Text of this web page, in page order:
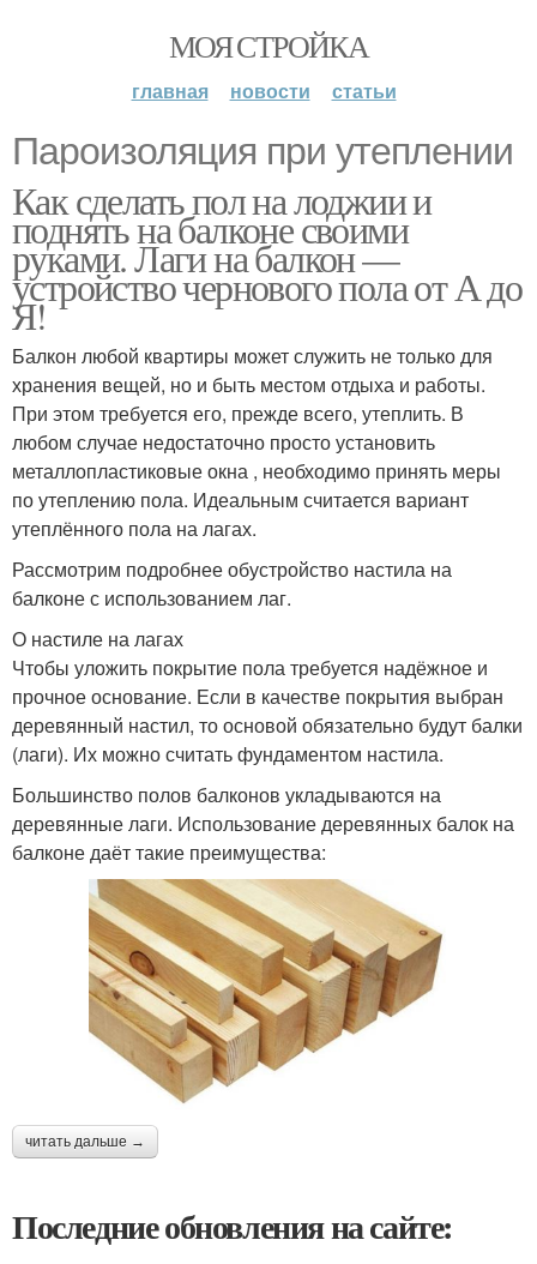
МОЯ СТРОЙКА
главная новости статьи
Пароизоляция при утеплении
Как сделать пол на лоджии и
поднять на балконе своими
руками. Лаги на балкон —
устройство чернового пола от А до
Я!
Балкон любой квартиры может служить не только для
хранения вещей, но и быть местом отдыха и работы.
При этом требуется его, прежде всего, утеплить. В
любом случае недостаточно просто установить
металлопластиковые окна , необходимо принять меры
по утеплению пола. Идеальным считается вариант
утеплённого пола на лагах.
Рассмотрим подробнее обустройство настила на
балконе с использованием лаг.
О настиле на лагах
Чтобы уложить покрытие пола требуется надёжное и
прочное основание. Если в качестве покрытия выбран
деревянный настил, то основой обязательно будут балки
(лаги). Их можно считать фундаментом настила.
Большинство полов балконов укладываются на
деревянные лаги. Использование деревянных балок на
балконе даёт такие преимущества:
читать дальше →
Последние обновления на сайте: